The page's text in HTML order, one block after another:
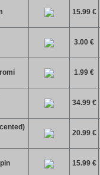
15.99 €
3.00 €
1.99 €
34.99 €
20.99 €
15.99 €